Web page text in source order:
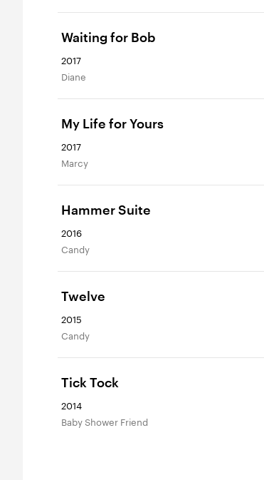
Waiting for Bob
2017
Diane
My Life for Yours
2017
Marcy
Hammer Suite
2016
Candy
Twelve
2015
Candy
Tick Tock
2014
Baby Shower Friend